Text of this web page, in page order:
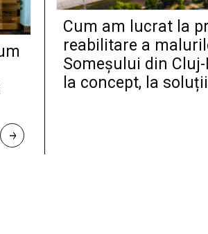
R
E
Cum am lucrat la
reabilitare a
Someșului din
la concept, la soluții